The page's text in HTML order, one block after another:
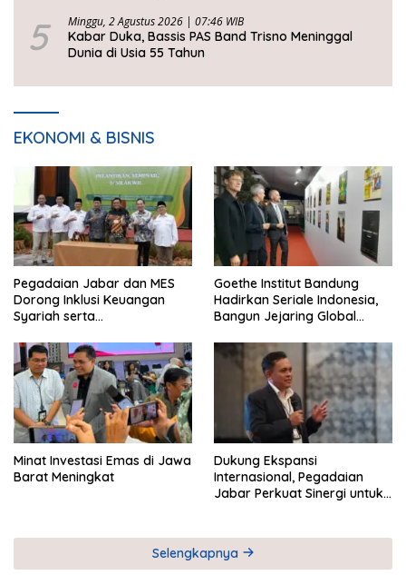
5 Minggu, 2 Agustus 2026 | 07:46 WIB
Kabar Duka, Bassis PAS Band Trisno Meninggal
Dunia di Usia 55 Tahun
EKONOMI & BISNIS
Pegadaian Jabar dan MES
Dorong Inklusi Keuangan
Syariah serta
Goethe Institut Bandung
Hadirkan Seriale Indonesia,
Bangun Jejaring Global
Minat Investasi Emas di Jawa
Barat Meningkat
Dukung Ekspansi
Internasional, Pegadaian
Jabar Perkuat Sinergi untuk
Selengkapnya